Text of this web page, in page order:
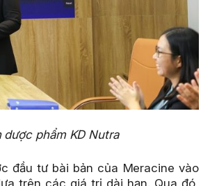
phẩm KD Nutra
đầu tư bài bản của Meracine vào
trên các giá trị dài hạn. Qua đó,